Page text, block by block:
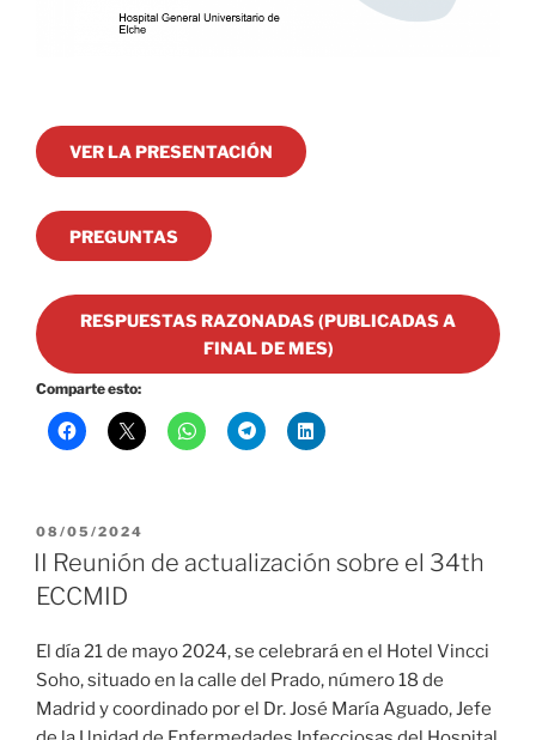
VER LA PRESENTACIÓN
PREGUNTAS
RESPUESTAS RAZONADAS (PUBLICADAS A
FINAL DE MES)
Comparte esto:
PUBLICADO
EL
08/05/2024
II Reunión de actualización sobre el 34th
ECCMID
El día 21 de mayo 2024, se celebrará en el Hotel Vincci
Soho, situado en la calle del Prado, número 18 de
Madrid y coordinado por el Dr. José María Aguado, Jefe